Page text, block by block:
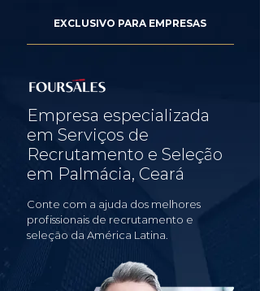
EXCLUSIVO PARA EMPRESAS
Empresa especializada
em Serviços de
Recrutamento e Seleção
em Palmácia, Ceará
Conte com a ajuda dos melhores
profissionais de recrutamento e
seleção da América Latina.